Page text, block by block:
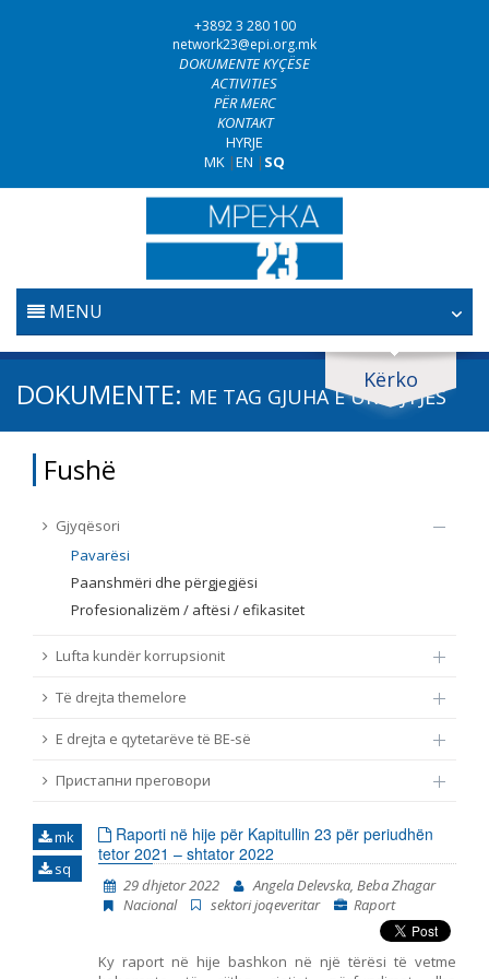
+3892 3 280 100
network23@epi.org.mk
DOKUMENTE KYÇËSE
ACTIVITIES
PËR MERC
KONTAKT
HYRJE
MK |EN | SQ
MENU
FILLESTARE
LUFTA KUNDËR KORRUPSIONIT
TË DREJTA THEMELORE
Kërko
Kërko dokumente
Fushë / lëmi
Nën burim
Tag
Nga rrjeti 23
Data e shpalljes
DOKUMENTE: ME TAG GJUHA E URREJTJES
Fushë
Gjyqësori
Pavarësi
Paanshmëri dhe përgjegjësi
Profesionalizëm / aftësi / efikasitet
Lufta kundër korrupsionit
Të drejta themelore
E drejta e qytetarëve të BE-së
Пристапни преговори
mk
sq
Raporti në hije për Kapitullin 23 për periudhën
tetor 2021 – shtator 2022
29 dhjetor 2022
Angela Delevska, Beba Zhagar
Nacional
sektori joqeveritar Raport
Ky raport në hije bashkon në një tërësi të vetme